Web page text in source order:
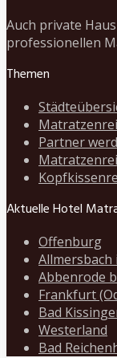
Auch private
professionellen
Themen
Partner
Aktuelle Hotel
Offenburg
Allmersbach
Abbenrode
Frankfurt
Bad
Westerland
Bad